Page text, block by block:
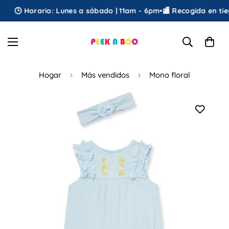
🕒 Horario: Lunes a sábado | 11am - 6pm•🏬 Recogida en
Hogar Más vendidos Mono floral